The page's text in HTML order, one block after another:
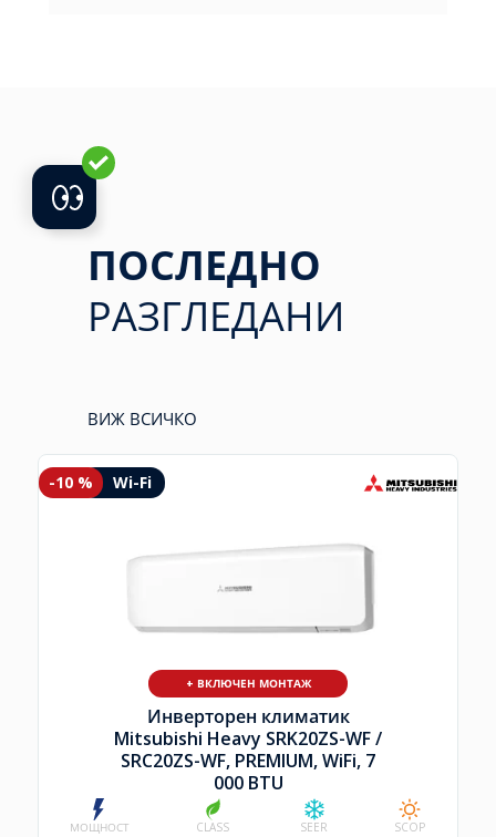
ПОСЛЕДНО
РАЗГЛЕДАНИ
ВИЖ ВСИЧКО
-10 % Wi-Fi
+ ВКЛЮЧЕН МОНТАЖ
Инверторен климатик
Mitsubishi Heavy SRK20ZS-WF /
SRC20ZS-WF, PREMIUM, WiFi, 7
000 BTU
МОЩНОСТ CLASS SEER SCOP